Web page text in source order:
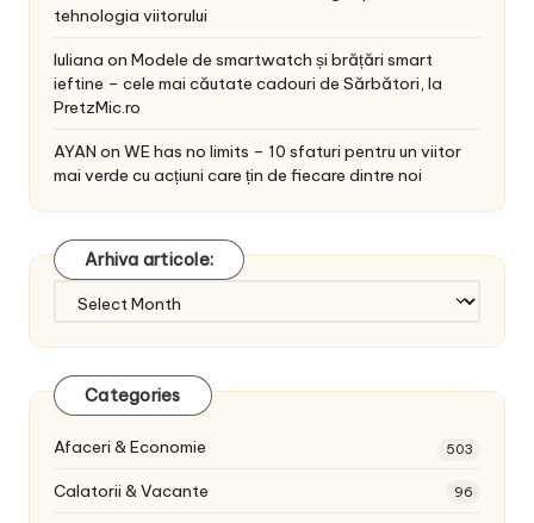
tehnologia viitorului
Iuliana on Modele de smartwatch și brățări smart
ieftine – cele mai căutate cadouri de Sărbători, la
PretzMic.ro
AYAN on WE has no limits – 10 sfaturi pentru un viitor
mai verde cu acțiuni care țin de fiecare dintre noi
Arhiva articole:
Categories
Afaceri & Economie 503
Calatorii & Vacante 96